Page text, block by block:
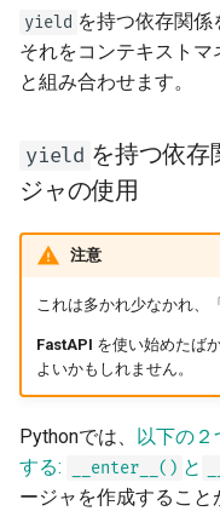
yield を持つ依存関係
それをコンテキスト
と組み合わせます。
yield を持つ依存
ジャの使用
注意
これは多かれ少なかれ、
FastAPI を使い始めたば
よいかもしれません。
Pythonでは、 以下の
する:
__enter__() と
ージャを作成すること